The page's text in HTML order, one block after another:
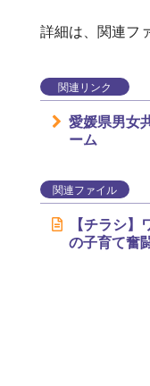
詳細は、関連フ
関連リンク
愛媛県男女
ーム
関連ファイル
【チラシ
の子育て奮